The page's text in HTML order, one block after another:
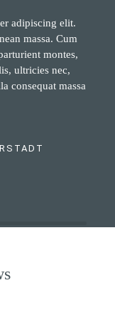
adipiscing elit.
massa. Cum
montes,
ultricies nec,
consequat massa